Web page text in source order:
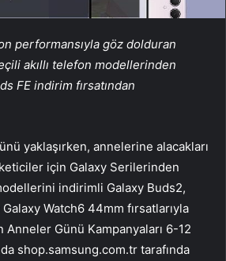
performansıyla göz dolduran
akıllı telefon modellerinden
FE indirim fırsatından
yaklaşırken, annelerine alacakları
için Galaxy Serilerinden
indirimli Galaxy Buds2,
Watch6 44mm fırsatlarıyla
Anneler Günü Kampanyaları 6-12
shop.samsung.com.tr tarafında